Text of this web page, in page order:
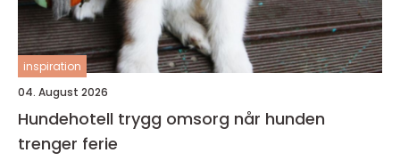
inspiration
04. August 2026
Hundehotell trygg omsorg når hunden
trenger ferie